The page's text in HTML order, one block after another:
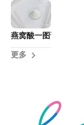
燕窝酸一图读懂——
更多